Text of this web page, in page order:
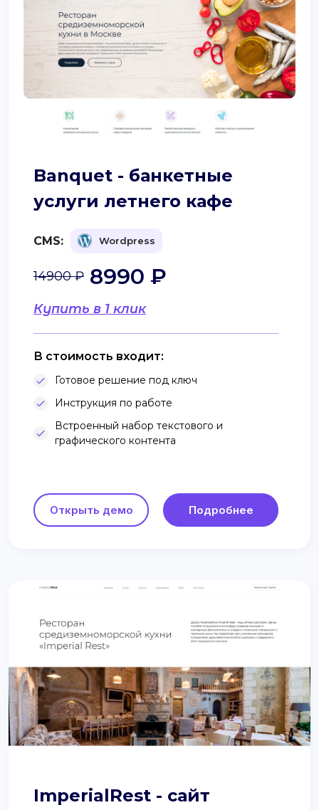
Banquet - банкетные
услуги летнего кафе
CMS: Wordpress
Купить в 1 клик
14900 ₽ 8990 ₽
В стоимость входит:
Готовое решение под ключ
Инструкция по работе
Встроенный набор текстового и
графического контента
Открыть демо Подробнее
ImperialRest - сайт